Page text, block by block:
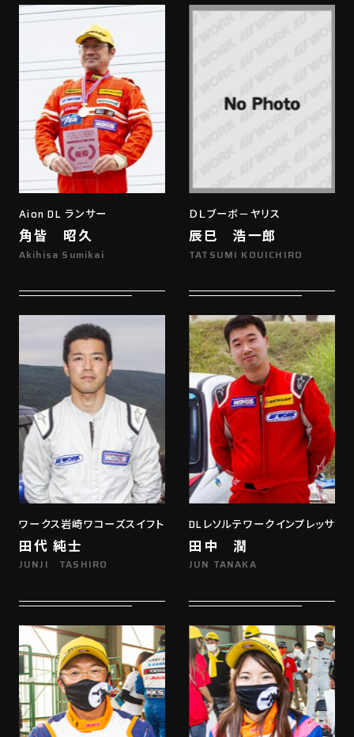
Aion DL ランサー
角皆 昭久
Akihisa Sumikai
ＤＬブーボ－ヤリス
辰巳 浩一郎
TATSUMI KOUICHIRO
ワークス岩崎ワコーズスイフト
田代 純士
JUNJI TASHIRO
DLレソルテワークインプレッサ
田中 潤
JUN TANAKA